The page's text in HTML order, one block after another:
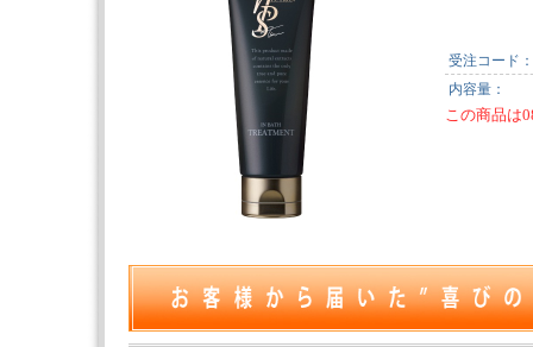
受注コード：
内容量：
この商品は